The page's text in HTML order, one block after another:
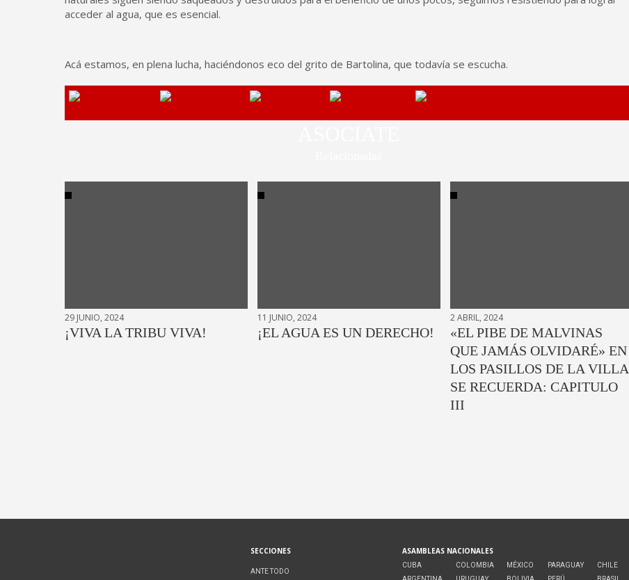
acceder al agua, que es esencial.
Acá estamos, en plena lucha, haciéndonos eco del grito de Bartolina, que todavía se escucha.
29 JUNIO, 2024
¡VIVA LA TRIBU VIVA!
11 JUNIO, 2024
¡EL AGUA ES UN DERECHO!
2 ABRIL, 2024
«EL PIBE DE MALVINAS
QUE JAMÁS OLVIDARÉ» EN
LOS PASILLOS DE LA VILLA
SE RECUERDA: CAPITULO
III
SECCIONES
ANTE TODO
ASAMBLEAS NACIONALES
CUBA
COLOMBIA
MÉXICO
PARAGUAY
CHILE